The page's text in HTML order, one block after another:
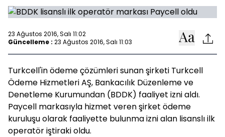
23 Ağustos 2016, Salı 11:02
Güncelleme : 23 Ağustos 2016, Salı 11:03
Turkcell'in ödeme çözümleri sunan şirketi Turkcell
Ödeme Hizmetleri AŞ, Bankacılık Düzenleme ve
Denetleme Kurumundan (BDDK) faaliyet izni aldı.
Paycell markasıyla hizmet veren şirket ödeme
kuruluşu olarak faaliyette bulunma izni alan lisanslı ilk
operatör iştiraki oldu.